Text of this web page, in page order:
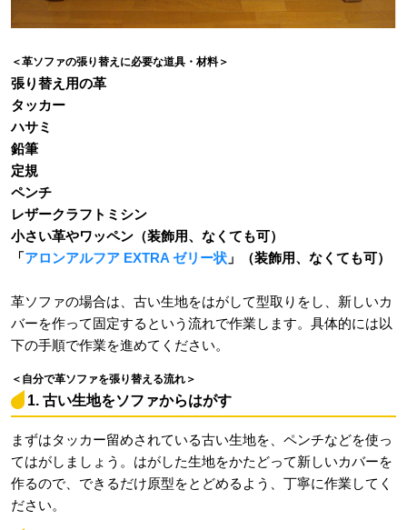
＜革ソファの張り替えに必要な道具・材料＞
張り替え用の革
タッカー
ハサミ
鉛筆
定規
ペンチ
レザークラフトミシン
小さい革やワッペン（装飾用、なくても可）
「アロンアルフア EXTRA ゼリー状」（装飾用、なくても可）
革ソファの場合は、古い生地をはがして型取りをし、新しいカ
バーを作って固定するという流れで作業します。具体的には以
下の手順で作業を進めてください。
＜自分で革ソファを張り替える流れ＞
1. 古い生地をソファからはがす
まずはタッカー留めされている古い生地を、ペンチなどを使っ
てはがしましょう。はがした生地をかたどって新しいカバーを
作るので、できるだけ原型をとどめるよう、丁寧に作業してく
ださい。